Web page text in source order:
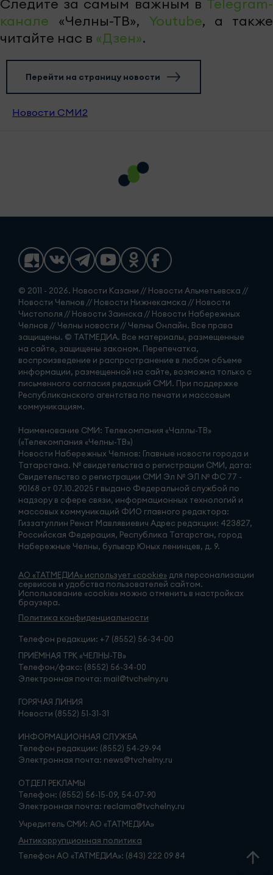
Следите за самым важным в Telegram-
канале «Челны-ТВ», Youtube, а также
читайте нас в «Дзен».
Перейти на страницу новости
Новости СМИ2
© 2011 - 2026. Новости Казани // Новости Альметьевска //
Новости Челнов // Новости Нижнекамска // Новости
Чистополя // Новости Заинска // Новости Набережных
Челнов // Челны новости // Челны Онлайн. Все права
защищены. © ТАТМЕДИА. Все материалы, размещенные
на сайте, защищены законом. Перепечатка,
воспроизведение и распространение в любом объеме
информации, размещенной на сайте, возможна только с
письменного согласия редакций СМИ. При поддержке
Республиканского агентства по печати и массовым
коммуникациям.
Наименование СМИ: Телекомпания «Чаллы-ТВ»
(«Телекомпания «Челны-ТВ»)
Новости Набережных Челнов: Главные новости города и
Татарстана. № свидетельства о регистрации СМИ, дата:
Свидетельство о регистрации СМИ Эл № ЭЛ № ФС 77 -
90168 от 07.10.2025 г выдано Федеральной службой по
надзору в сфере связи, информационных технологий и
массовых коммуникаций ФИО главного редактора:
Гиззатуллин Ренат Мавлявиевич Адрес редакции: 423827,
Российская Федерация, Республика Татарстан, город
Набережные Челны, бульвар Юных ленинцев, д. 9.
АО «ТАТМЕДИА» использует «cookie» для персонализации
сервисов и удобства пользователей сайтом.
Использование «cookie» можно отменить в настройках
браузера.
Политика конфиденциальности
Телефон редакции: +7 (8552) 56-34-00
ПРИЁМНАЯ ТРК «ЧЕЛНЫ-ТВ»
Телефон/факс: (8552) 56-34-00
Электронная почта: mail@tvchelny.ru
ГОРЯЧАЯ ЛИНИЯ
Новости (8552) 51-31-31
ИНФОРМАЦИОННАЯ СЛУЖБА
Телефон редакции: (8552) 54-29-94
Электронная почта: news@tvchelny.ru
ОТДЕЛ РЕКЛАМЫ
Телефон: (8552) 56-15-09, 54-07-90
Электронная почта: reclama@tvchelny.ru
Учредитель СМИ: АО «ТАТМЕДИА»
Антикоррупционная политика
Телефон АО «ТАТМЕДИА»: (843) 222 09 84